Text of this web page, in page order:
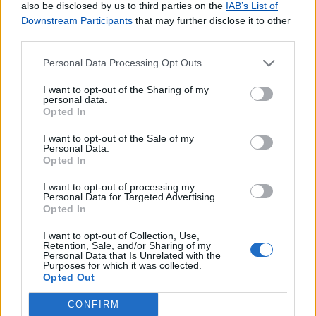
also be disclosed by us to third parties on the IAB’s List of
Downstream Participants that may further disclose it to other
Personal Data Processing Opt Outs
I want to opt-out of the Sharing of my
personal data.
Opted In
I want to opt-out of the Sale of my
Personal Data.
Opted In
I want to opt-out of processing my
Personal Data for Targeted Advertising.
Opted In
I want to opt-out of Collection, Use,
Retention, Sale, and/or Sharing of my
Personal Data that Is Unrelated with the
Purposes for which it was collected.
Opted Out
CONFIRM
Lojas mais próximas